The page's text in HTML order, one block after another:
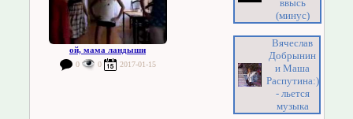
ой, мама ландыши
0 0 2017-01-15
ввысь
(минус)
Вячеслав
Добрынин
и Маша
Распутина:)
- льется
музыка